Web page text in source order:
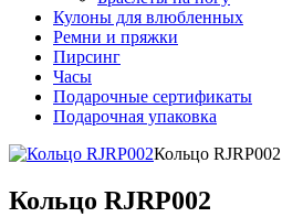
Кулоны для влюбленных
Ремни и пряжки
Пирсинг
Часы
Подарочные сертификаты
Подарочная упаковка
Кольцо RJRP002
Кольцо RJRP002